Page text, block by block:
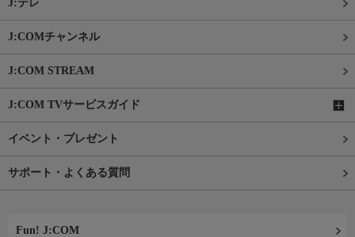
J:テレ
J:COMチャンネル
J:COM STREAM
J:COM TVサービスガイド
イベント・プレゼント
サポート・よくある質問
Fun! J:COM